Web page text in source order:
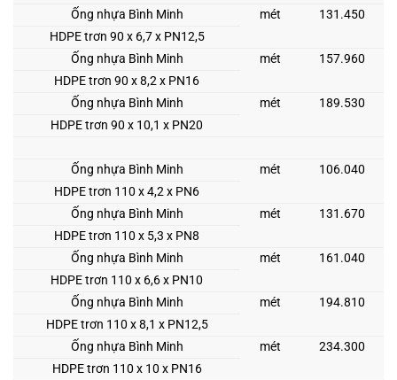
Ống nhựa Bình Minh
mét
131.450
HDPE trơn 90 x 6,7 x PN12,5
Ống nhựa Bình Minh
mét
157.960
HDPE trơn 90 x 8,2 x PN16
Ống nhựa Bình Minh
mét
189.530
HDPE trơn 90 x 10,1 x PN20
Ống nhựa Bình Minh mét
106.040
HDPE trơn 110 x 4,2 x PN6
Ống nhựa Bình Minh
mét
131.670
HDPE trơn 110 x 5,3 x PN8
Ống nhựa Bình Minh
mét
161.040
HDPE trơn 110 x 6,6 x PN10
Ống nhựa Bình Minh
mét
194.810
HDPE trơn 110 x 8,1 x PN12,5
Ống nhựa Bình Minh
mét
234.300
HDPE trơn 110 x 10 x PN16